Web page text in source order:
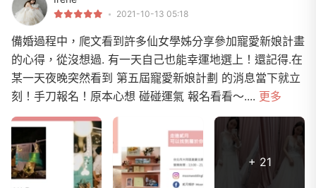
2021-10-13 05:18
備婚過程中，爬文看到許多仙女學姊分享參加寵愛新娘計畫
的心得，從沒想過. 有一天自己也能幸運地選上！還記得.在
某一天夜晚突然看到 第五屆寵愛新娘計劃 的消息當下就立
刻！手刀報名！原本心想 碰碰運氣 報名看看～.... 更多
+ 21